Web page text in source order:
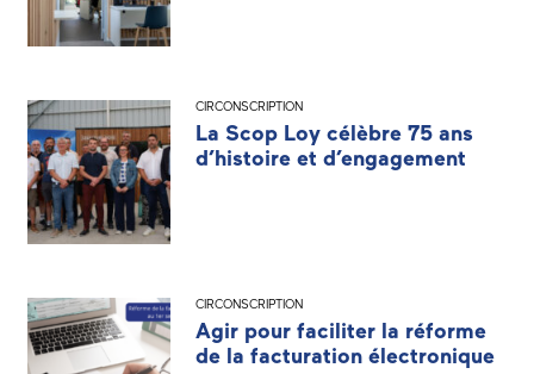
CIRCONSCRIPTION
La Scop Loy célèbre 75 ans
d’histoire et d’engagement
CIRCONSCRIPTION
Agir pour faciliter la réforme
de la facturation électronique